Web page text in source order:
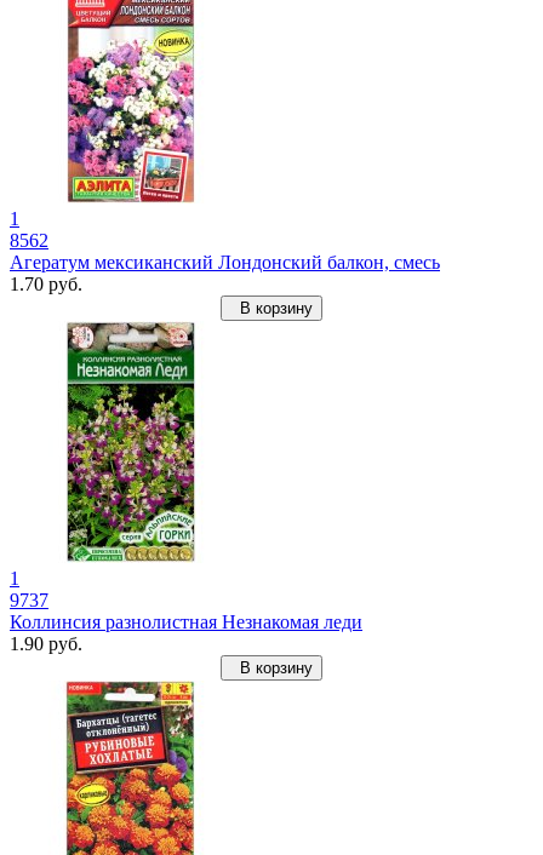
1
8562
Агератум мексиканский Лондонский балкон, смесь
1.70 руб.
В корзину
1
9737
Коллинсия разнолистная Незнакомая леди
1.90 руб.
В корзину